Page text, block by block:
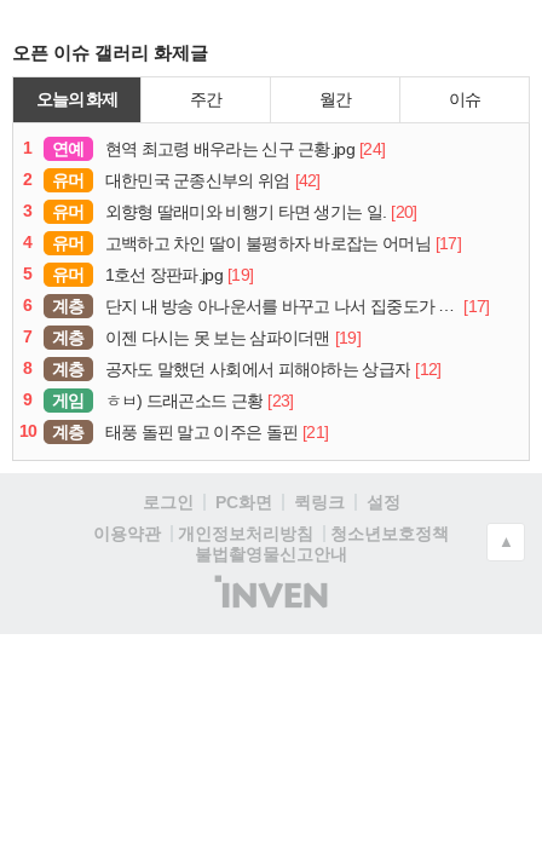
오픈 이슈 갤러리 화제글
오늘의 화제 주간 월간 이슈
1 연예 현역 최고령 배우라는 신구 근황.jpg [24]
2
유머 대한민국 군종신부의 위엄 [42]
3
유머 외향형 딸래미와 비행기 타면 생기는 일. [20]
4
유머 고백하고 차인 딸이 불평하자 바로잡는 어머님 [17]
5
유머 1호선 장판파.jpg [19]
6
계층 단지 내 방송 아나운서를 바꾸고 나서 집중도가 확 올라갔다는 한 아파트의 안내방송
[17]
7
계층 이젠 다시는 못 보는 삼파이더맨 [19]
8
계층 공자도 말했던 사회에서 피해야하는 상급자 [12]
9
게임 ㅎㅂ) 드래곤소드 근황 [23]
10
계층 태풍 돌핀 말고 이주은 돌핀 [21]
로그인 PC화면 퀵링크
설정
이용약관
개인정보처리방침
청소년보호정책
불법촬영물신고안내
(주)
인
▲